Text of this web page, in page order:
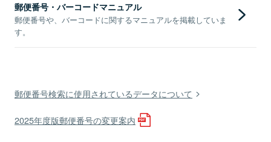
郵便番号・バーコードマニュアル
郵便番号や、バーコードに関するマニュアルを掲載していま
す。
郵便番号検索に使用されているデータについて
2025年度版郵便番号の変更案内